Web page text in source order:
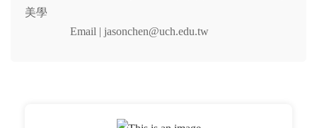
美學
Email | jasonchen@uch.edu.tw